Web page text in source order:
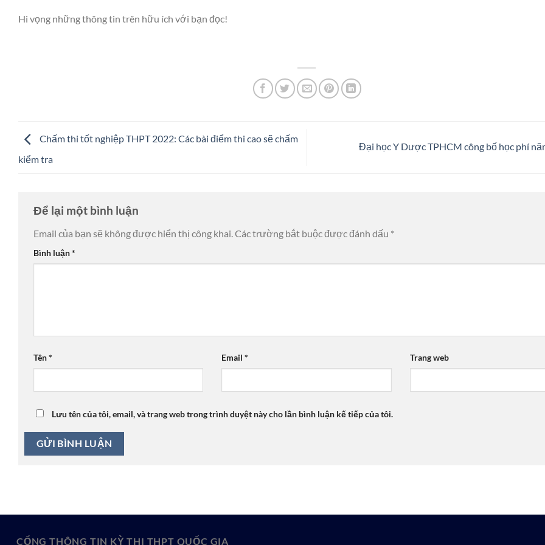
Hi vọng những thông tin trên hữu ích với bạn đọc!
Chấm thi tốt nghiệp THPT 2022: Các bài điểm thi cao sẽ chấm
kiểm tra
Đại học Y Dược TPHCM công bố học phí
Để lại một bình luận
Email của bạn sẽ không được hiển thị công khai. Các trường bắt buộc được đánh dấu *
Bình luận*
Tên* Email* Trang web
Lưu tên của tôi, email, và trang web trong trình duyệt này cho lần bình luận kế tiếp của tôi.
CỔNG THÔNG TIN KỲ THI THPT QUỐC GIA